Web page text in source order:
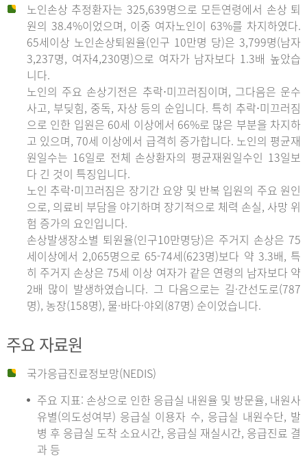
노인손상 추정환자는 325,639명으로 모든연령에서 손상 퇴
원의 38.4%이었으며, 이중 여자노인이 63%를 차지하였다.
65세이상 노인손상퇴원율(인구 10만명 당)은 3,799명(남자
3,237명, 여자4,230명)으로 여자가 남자보다 1.3배 높았습
니다.
노인의 주요 손상기전은 추락⋅미끄러짐이며, 그다음은 운수
사고, 부딪힘, 중독, 자상 등의 순입니다. 특히 추락⋅미끄러짐
으로 인한 입원은 60세 이상에서 66%로 많은 부분을 차지하
고 있으며, 70세 이상에서 급격히 증가합니다. 노인의 평균재
원일수는 16일로 전체 손상환자의 평균재원일수인 13일보
다 긴 것이 특징입니다.
노인 추락⋅미끄러짐은 장기간 요양 및 반복 입원의 주요 원인
으로, 의료비 부담을 야기하며 장기적으로 체력 손실, 사망 위
험 증가의 요인입니다.
손상발생장소별 퇴원율(인구10만명당)은 주거지 손상은 75
세이상에서 2,065명으로 65-74세(623명)보다 약 3.3배, 특
히 주거지 손상은 75세 이상 여자가 같은 연령의 남자보다 약
2배 많이 발생하였습니다. 그 다음으로는 길·간선도로(787
명), 농장(158명), 물·바다·야외(87명) 순이었습니다.
주요 자료원
국가응급진료정보망(NEDIS)
주요 지표: 손상으로 인한 응급실 내원율 및 방문율, 내원사
유별(의도성여부) 응급실 이용자 수, 응급실 내원수단, 발
병 후 응급실 도착 소요시간, 응급실 재실시간, 응급진료 결
과 등